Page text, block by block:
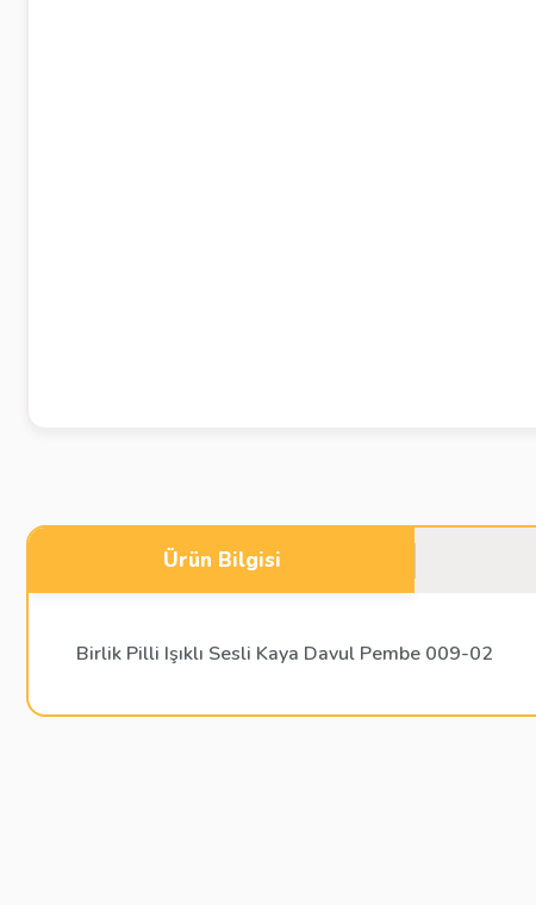
Ürün Bilgisi
Birlik Pilli Işıklı Sesli Kaya Davul Pembe 009-02